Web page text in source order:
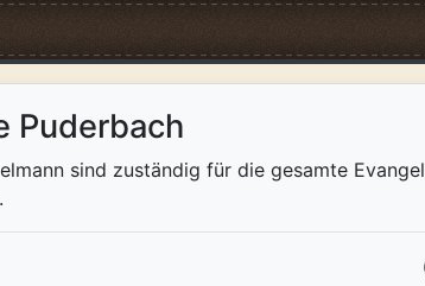
Puderbach
sind zuständig für die gesamte